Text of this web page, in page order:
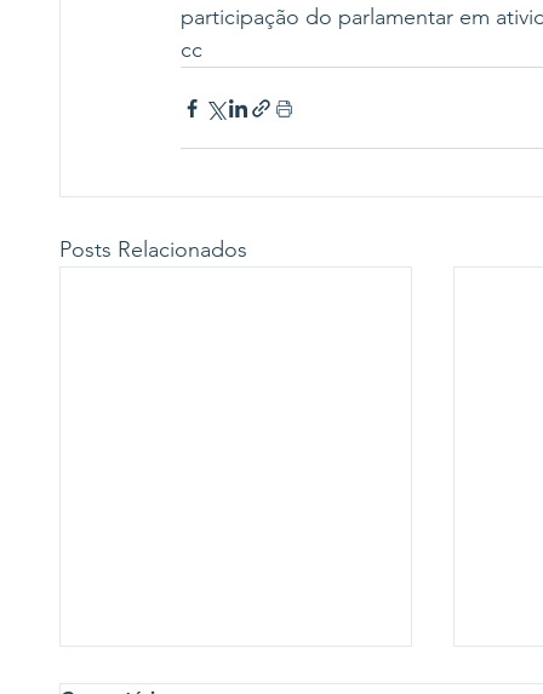
participação do parlamentar em
cc
Posts Relacionados